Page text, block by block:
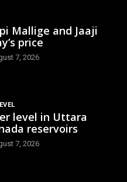
Mallige and Jaaji
price
7, 2026
level in Uttara
reservoirs
7, 2026